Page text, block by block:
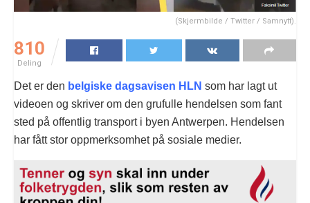
(Skjermbilde / Twitter / Samnytt).
810
Deling
Det er den belgiske dagsavisen HLN som har lagt ut
videoen og skriver om den grufulle hendelsen som fant
sted på offentlig transport i byen Antwerpen. Hendelsen
har fått stor oppmerksomhet på sosiale medier.